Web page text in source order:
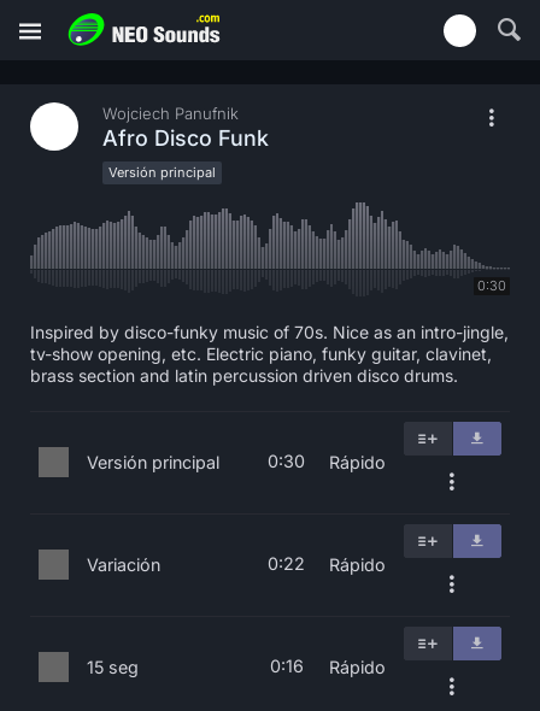
Wojciech Panufnik
Afro Disco Funk
Versión principal
0:30
Inspired by disco-funky music of 70s. Nice as an intro-jingle,
tv-show opening, etc. Electric piano, funky guitar, clavinet,
brass section and latin percussion driven disco drums.
Versión principal 0:30 Rápido
Variación 0:22 Rápido
15 seg 0:16 Rápido